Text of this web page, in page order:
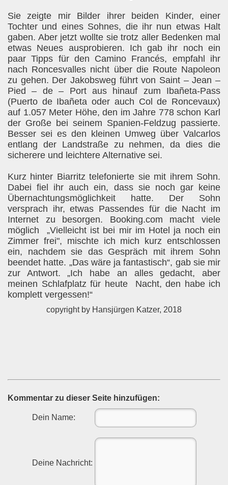
Sie zeigte mir Bilder ihrer beiden Kinder, einer
Tochter und eines Sohnes, die ihr nun etwas Halt
gaben. Aber jetzt wollte sie trotz aller Bedenken mal
etwas Neues ausprobieren. Ich gab ihr noch ein
paar Tipps für den Camino Francés, empfahl ihr
nach Roncesvalles nicht über die Route Napoleon
zu gehen. Der Jakobsweg führt von Saint – Jean –
Pied – de – Port aus hinauf zum Ibañeta-Pass
(Puerto de Ibañeta oder auch Col de Roncevaux)
auf 1.057 Meter Höhe, den im Jahre 778 schon Karl
der Große bei seinem Spanien-Feldzug passierte.
Besser sei es den kleinen Umweg über Valcarlos
entlang der Landstraße zu nehmen, da dies die
sicherere und leichtere Alternative sei.
Kurz hinter Biarritz telefonierte sie mit ihrem Sohn.
Dabei fiel ihr auch ein, dass sie noch gar keine
Übernachtungsmöglichkeit hatte. Der Sohn
versprach ihr, etwas Passendes für die Nacht im
Internet zu besorgen. Booking.com macht viele
möglich
„Vielleicht ist bei mir im Hotel ja noch ein
Zimmer frei", mischte ich mich kurz entschlossen
ein, nachdem sie das Gespräch mit ihrem Sohn
beendet hatte. „Das wäre ja fantastisch“, gab sie mir
zur Antwort. „Ich habe an alles gedacht, aber
meinen Schlafplatz für heute
Nacht, den habe ich
komplett vergessen!“
copyright by Hansjürgen Katzer, 2018
Kommentar zu dieser Seite hinzufügen:
Dein Name:
Deine Nachricht: